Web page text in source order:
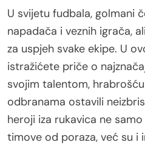
U svijetu fudbala, golmani
napadača i veznih igrača,
za uspjeh svake ekipe. U
istražićete priče o
svojim talentom,
odbranama ostavili
heroji iza rukavica ne
timove od poraza, već su i